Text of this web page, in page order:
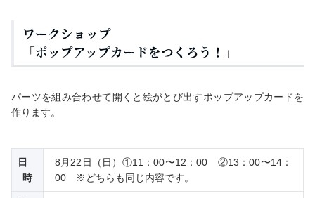
ワークショップ
「ポップアップカードをつくろう！」
パーツを組み合わせて開くと絵がとび出すポップアップカードを
作ります。
日
時
8月22日（日）①11：00〜12：00 ②13：00〜14：
00 ※どちらも同じ内容です。